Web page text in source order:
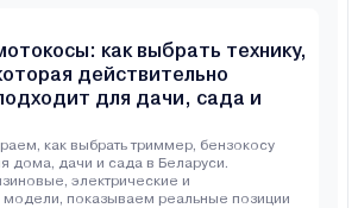
как выбрать технику,
действительно
для дачи, сада и
как выбрать триммер, бензокосу
дома, дачи и сада в Беларуси.
электрические и
модели, показываем реальные позиции